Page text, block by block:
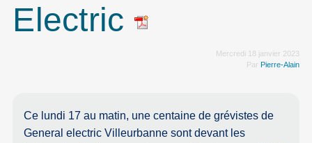
Electric
Mercredi 18 janvier 2023
Par Pierre-Alain
Ce lundi 17 au matin, une centaine de grévistes de
General electric Villeurbanne sont devant les